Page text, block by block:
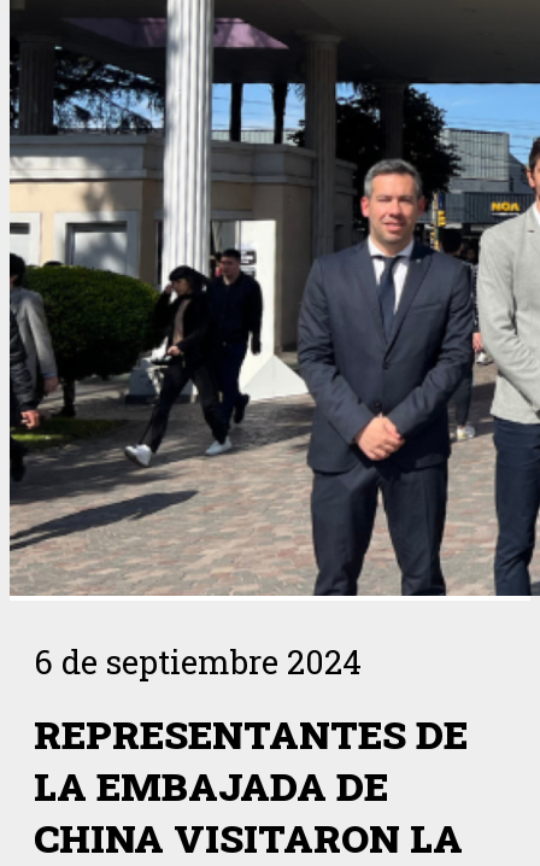
6 de septiembre 2024
REPRESENTANTES DE
LA EMBAJADA DE
CHINA VISITARON LA